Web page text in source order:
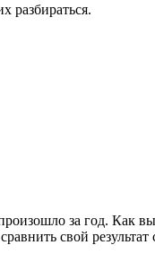
разбираться.
за год. Как
свой результат